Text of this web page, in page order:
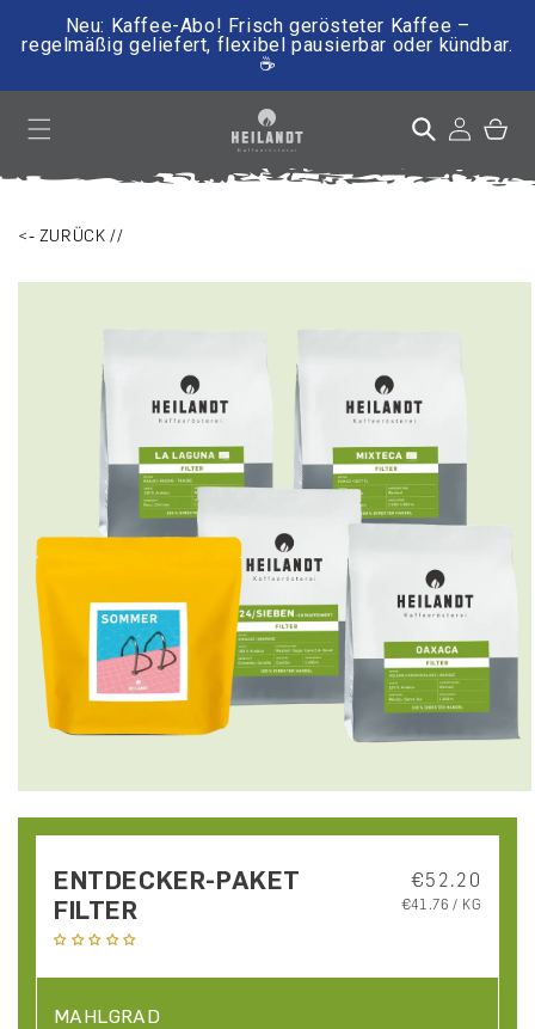
zum Inhalt Einloggen
Warenkorb
<- ZURÜCK //
ENTDECKER-PAKET
FILTER
Normaler
€52.20
GRUNDPREIS
€41.76 / KG
MAHLGRAD
Neu: Kaffee-Abo! Frisch gerösteter Kaffee –
regelmäßig geliefert, flexibel pausierbar oder kündbar.
☕